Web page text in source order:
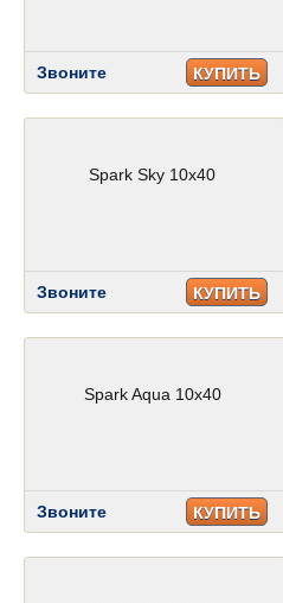
Звоните КУПИТЬ
Spark Sky 10x40
Звоните КУПИТЬ
Spark Aqua 10x40
Звоните КУПИТЬ